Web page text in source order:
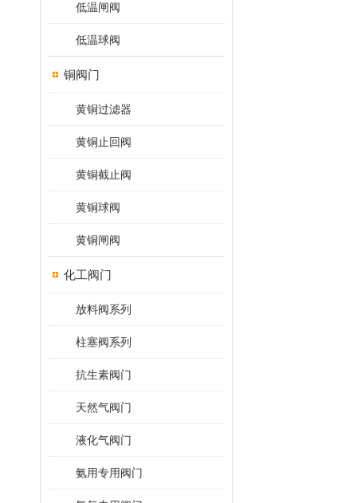
低温闸阀
低温球阀
铜阀门
黄铜过滤器
黄铜止回阀
黄铜截止阀
黄铜球阀
黄铜闸阀
化工阀门
放料阀系列
柱塞阀系列
抗生素阀门
天然气阀门
液化气阀门
氨用专用阀门